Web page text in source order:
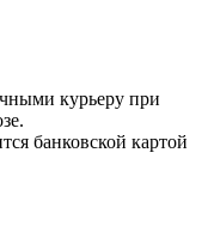
курьеру при
банковской картой